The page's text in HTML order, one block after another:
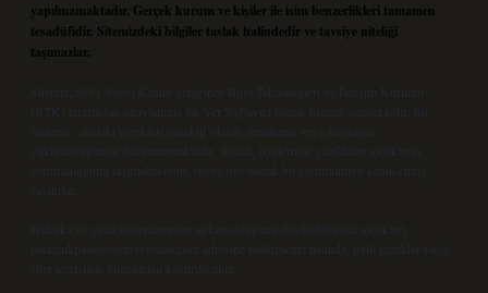
yapılmamaktadır. Gerçek kurum ve kişiler ile isim benzerlikleri tamamen
tesadüfidir. Sitemizdeki bilgiler taslak halindedir ve tavsiye niteliği
taşımazlar.
Sitemiz, 5651 Sayılı Kanun gereğince Bilgi Teknolojileri ve İletişim Kurumu
(BTK) tarafından onaylanmış bir Yer Sağlayıcı olarak hizmet vermektedir. Bu
nedenle, sitedeki içerikleri proaktif olarak denetleme veya araştırma
yükümlülüğümüz bulunmamaktadır. Ancak, üyelerimiz yazdıkları içeriklerin
sorumluluğunu taşımakta olup, siteye üye olarak bu sorumluluğu kabul etmiş
sayılırlar.
Hukuka ve yasal düzenlemelere aykırı olduğunu düşündüğünüz içerikleri,
backlinkpanelicomtr@gmail.com
adresine bildirmeniz halinde, ilgili içerikler yasal
süre içerisinde sitemizden kaldırılacaktır.